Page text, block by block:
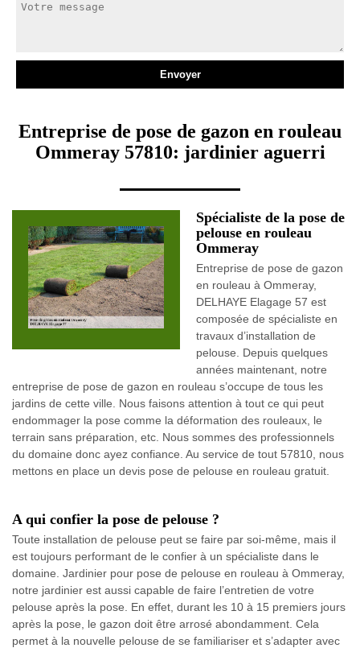
Entreprise de pose de gazon en rouleau
Ommeray 57810: jardinier aguerri
Spécialiste de la pose de
pelouse en rouleau
Ommeray
Entreprise de pose de gazon
en rouleau à Ommeray,
DELHAYE Elagage 57 est
composée de spécialiste en
travaux d’installation de
pelouse. Depuis quelques
années maintenant, notre
entreprise de pose de gazon en rouleau s’occupe de tous les
jardins de cette ville. Nous faisons attention à tout ce qui peut
endommager la pose comme la déformation des rouleaux, le
terrain sans préparation, etc. Nous sommes des professionnels
du domaine donc ayez confiance. Au service de tout 57810, nous
mettons en place un devis pose de pelouse en rouleau gratuit.
A qui confier la pose de pelouse ?
Toute installation de pelouse peut se faire par soi-même, mais il
est toujours performant de le confier à un spécialiste dans le
domaine. Jardinier pour pose de pelouse en rouleau à Ommeray,
notre jardinier est aussi capable de faire l’entretien de votre
pelouse après la pose. En effet, durant les 10 à 15 premiers jours
après la pose, le gazon doit être arrosé abondamment. Cela
permet à la nouvelle pelouse de se familiariser et s’adapter avec